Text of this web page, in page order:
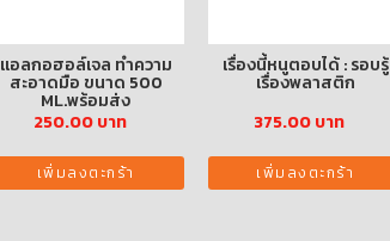
แอลกอฮอล์เจล ทำความ
สะอาดมือ ขนาด 500
ML.พร้อมส่ง
250.00 บาท
เพิ่มลงตะกร้า
เรื่องนี้หนูตอบได้ : รอบรู้
เรื่องพลาสติก
375.00 บาท
เพิ่มลงตะกร้า